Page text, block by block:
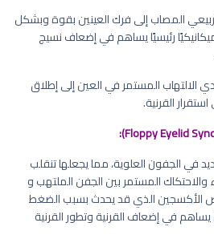
المصاب إلى فرك العينين بقوة وبشكل
رئيسيًا يساهم في إضعاف نسيج
الالتهاب المستمر في العين إلى إطلاق
القرنية.
في الجفون العلوية، مما يجعلها تنقلب
والاحتكاك المستمر بين الجفن الملتهب و
الأكسجين الذي قد يحدث بسبب الضغط
يساهم في إضعاف القرنية وتطور القرنية